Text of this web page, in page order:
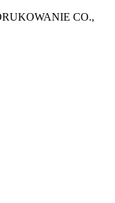
CO.,